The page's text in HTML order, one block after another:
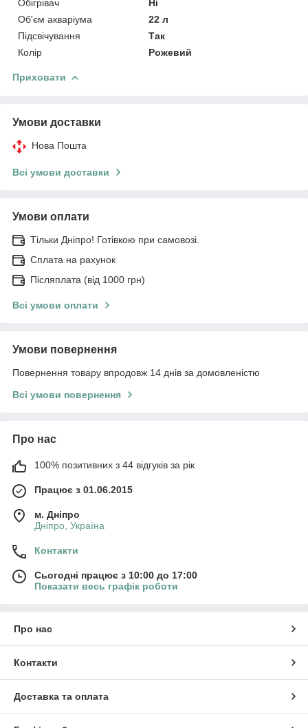
Обігрівач
Ні
Об'єм акваріума
22 л
Підсвічування
Так
Колір
Рожевий
Приховати
Умови доставки
Нова Пошта
Всі умови доставки
Умови оплати
Тільки Дніпро! Готівкою при самовозі.
Сплата на рахунок
Післяплата (від 1000 грн)
Всі умови оплати
Умови повернення
Повернення товару впродовж 14 днів за домовленістю
Всі умови повернення
Про нас
100% позитивних з 44 відгуків за рік
Працює з 01.06.2015
м. Дніпро
Дніпро, Україна
Контакти
Сьогодні працює з 10:00 до 17:00
Показати весь графік роботи
Про нас
Контакти
Доставка та оплата